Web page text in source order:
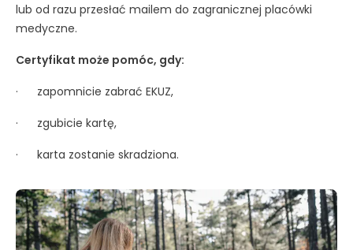
lub od razu przesłać mailem do zagranicznej placówki
medyczne.
Certyfikat może pomóc, gdy:
· zapomnicie zabrać EKUZ,
· zgubicie kartę,
· karta zostanie skradziona.